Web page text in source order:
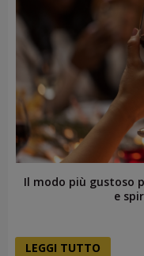
Il modo più gustoso
e
LEGGI TUTTO